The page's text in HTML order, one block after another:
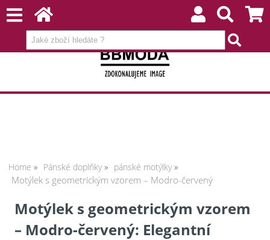
Home Pánské doplňky pánské motýlky
Motýlek s geometrickým vzorem – Modro-červený
Motýlek s geometrickým vzorem
– Modro-červený: Elegantní